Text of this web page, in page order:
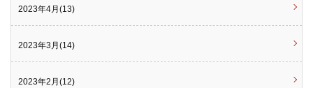
2023年4月(13)
2023年3月(14)
2023年2月(12)